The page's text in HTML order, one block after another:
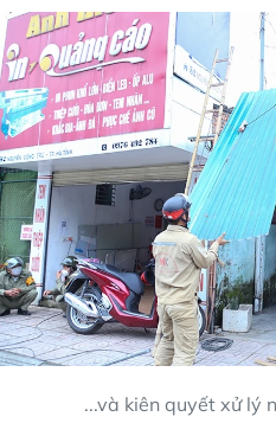
...và kiên quyết xử lý